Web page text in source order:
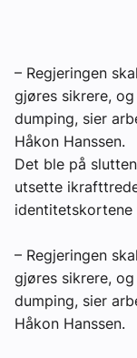
Kontakt oss:
Abonner på
Annonsere i VVS
Kontakt oss
Tips oss
eBlad
– Regjeringen
gjøres sikrere,
dumping, sier
Håkon Hanssen.
Det ble på
utsette
identitetskortene
– Regjeringen
gjøres sikrere,
dumping, sier
Håkon Hanssen.